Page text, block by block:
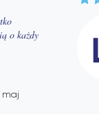
o każdy
maj